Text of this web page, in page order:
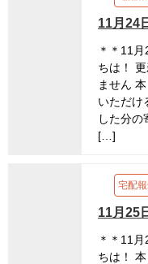
11月24
＊＊11
ちは！
ません
いただけ
した分
[…]
宅配
11月25
＊＊11
ちは！